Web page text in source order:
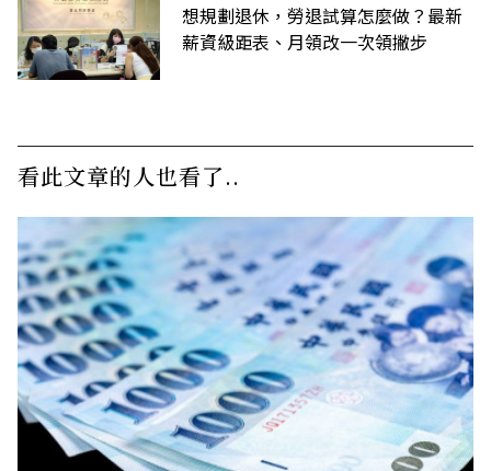
想規劃退休，勞退試算怎麼做？最新
薪資級距表、月領改一次領撇步
看此文章的人也看了..